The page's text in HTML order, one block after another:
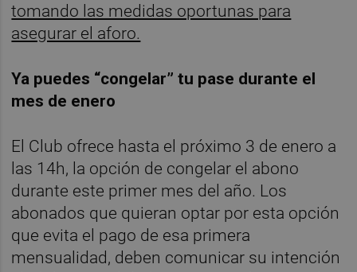
tomando las medidas oportunas para
asegurar el aforo.
Ya puedes “congelar” tu pase durante el
mes de enero
El Club ofrece hasta el próximo 3 de enero a
las 14h, la opción de congelar el abono
durante este primer mes del año. Los
abonados que quieran optar por esta opción
que evita el pago de esa primera
mensualidad, deben comunicar su intención